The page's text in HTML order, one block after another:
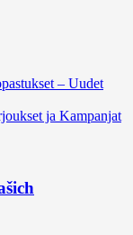
– Uudet
ja Kampanjat